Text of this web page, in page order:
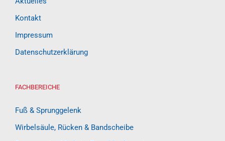
Kontakt
Impressum
Datenschutzerklärung
FACHBEREICHE
Fuß & Sprunggelenk
Wirbelsäule, Rücken & Bandscheibe